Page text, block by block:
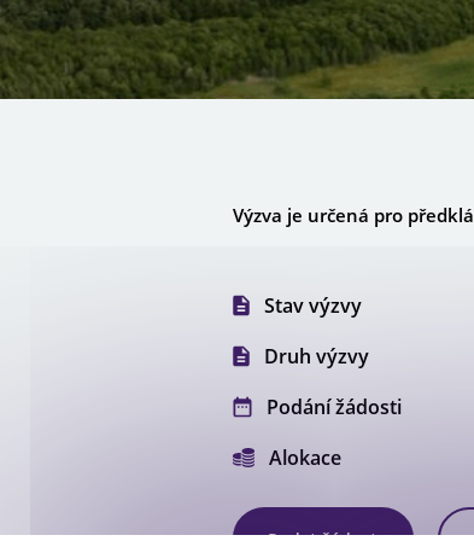
Galerie projektů
Výzva je určená pro
Stav výzvy
Druh výzvy
Podání žádosti
Alokace